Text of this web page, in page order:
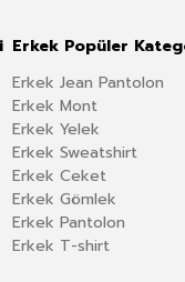
Erkek Popüler
Erkek Jean Pantolon
Erkek Mont
Erkek Yelek
Erkek Sweatshirt
Erkek Ceket
Erkek Gömlek
Erkek Pantolon
Erkek T-shirt